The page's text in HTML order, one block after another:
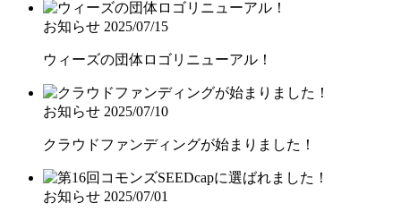
お知らせ 2025/07/15
ウィーズの団体ロゴリニューアル！
お知らせ 2025/07/10
クラウドファンディングが始まりました！
お知らせ 2025/07/01